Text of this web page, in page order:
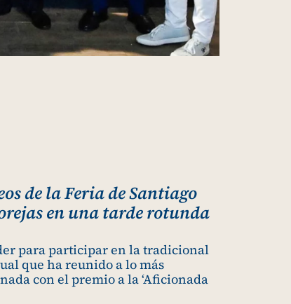
de la Feria de Santiago
en una tarde rotunda
para participar en la tradicional
que ha reunido a lo más
con el premio a la ‘Aficionada